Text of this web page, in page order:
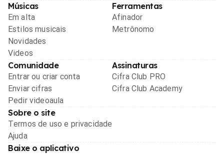
Músicas
Em alta
Estilos musicais
Novidades
Videos
Ferramentas
Afinador
Metrônomo
Comunidade
Entrar ou criar conta
Enviar cifras
Pedir videoaula
Assinaturas
Cifra Club PRO
Cifra Club Academy
Sobre o site
Termos de uso e privacidade
Ajuda
Baixe o aplicativo